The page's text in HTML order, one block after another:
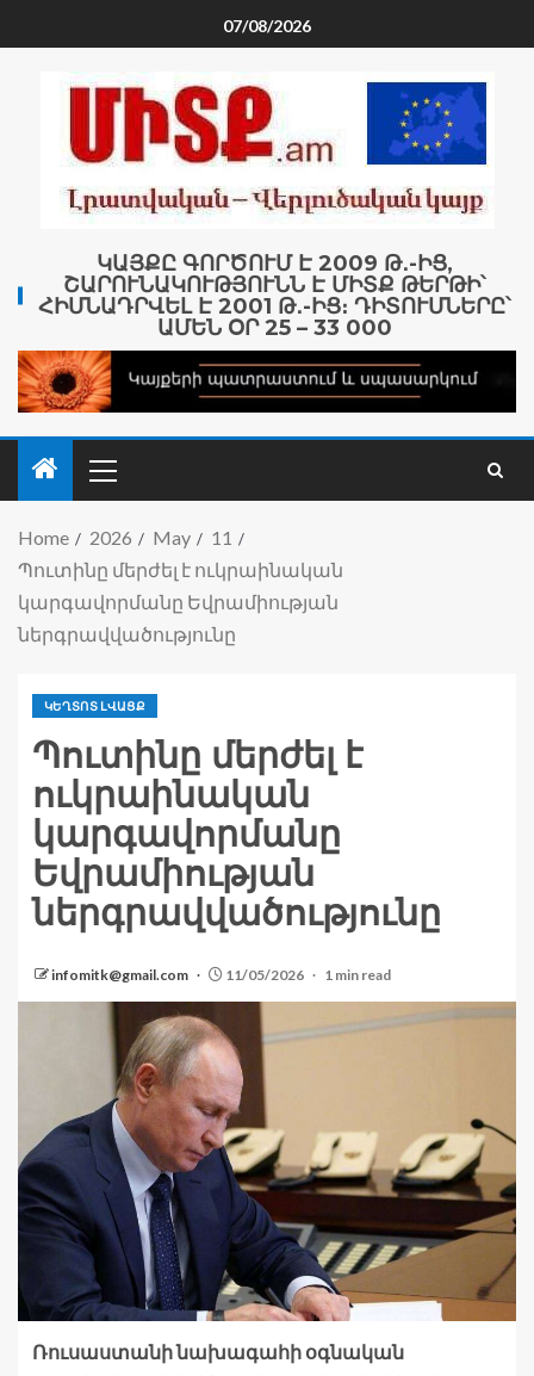
07/08/2026
ԿԱՅՔԸ ԳՈՐԾՈՒՄ Է 2009 Թ․-ԻՑ,
ՇԱՐՈՒՆԱԿՈՒԹՅՈՒՆՆ Է ՄԻՏՔ ԹԵՐԹԻ՝
ՀԻՄՆԱԴՐՎԵԼ Է 2001 Թ․-ԻՑ։ ԴԻՏՈՒՄՆԵՐԸ՝
ԱՄԵՆ ՕՐ 25 – 33 000
Home 2026 May
11
Պուտինը մերժել է ուկրաինական
կարգավորմանը Եվրամիության
ներգրավվածությունը
ԿԵՂՏՈՏ ԼՎԱՑՔ
Պուտինը մերժել է
ուկրաինական
կարգավորմանը
Եվրամիության
ներգրավվածությունը
infomitk@gmail.com 11/05/2026 1 min read
Ռուսաստանի նախագահի օգնական